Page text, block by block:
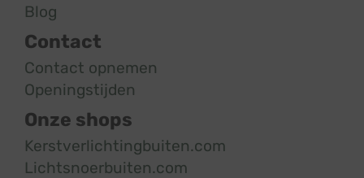
Blog
Contact
Contact opnemen
Openingstijden
Onze shops
Kerstverlichtingbuiten.com
Lichtsnoerbuiten.com